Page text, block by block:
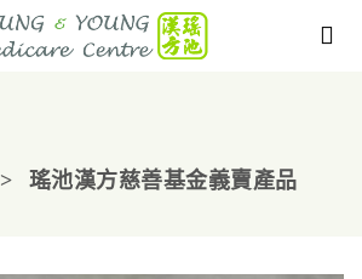
瑤池漢方慈善基金義賣產品